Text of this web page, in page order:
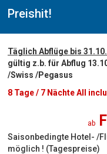
Preishit!
Täglich Abflüge bis
gültig z.b. für Abflug
/Swiss /Pegasus
8 Tage / 7 Nächte All
ab
Saisonbedingte Hotel- /
möglich ! (Tagespreise)